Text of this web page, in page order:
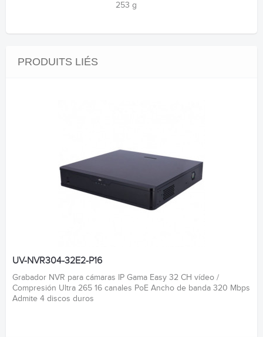
253 g
PRODUITS LIÉS
UV-NVR304-32E2-P16
Grabador NVR para cámaras IP Gama Easy 32 CH vídeo /
Compresión Ultra 265 16 canales PoE Ancho de banda 320 Mbps
Admite 4 discos duros